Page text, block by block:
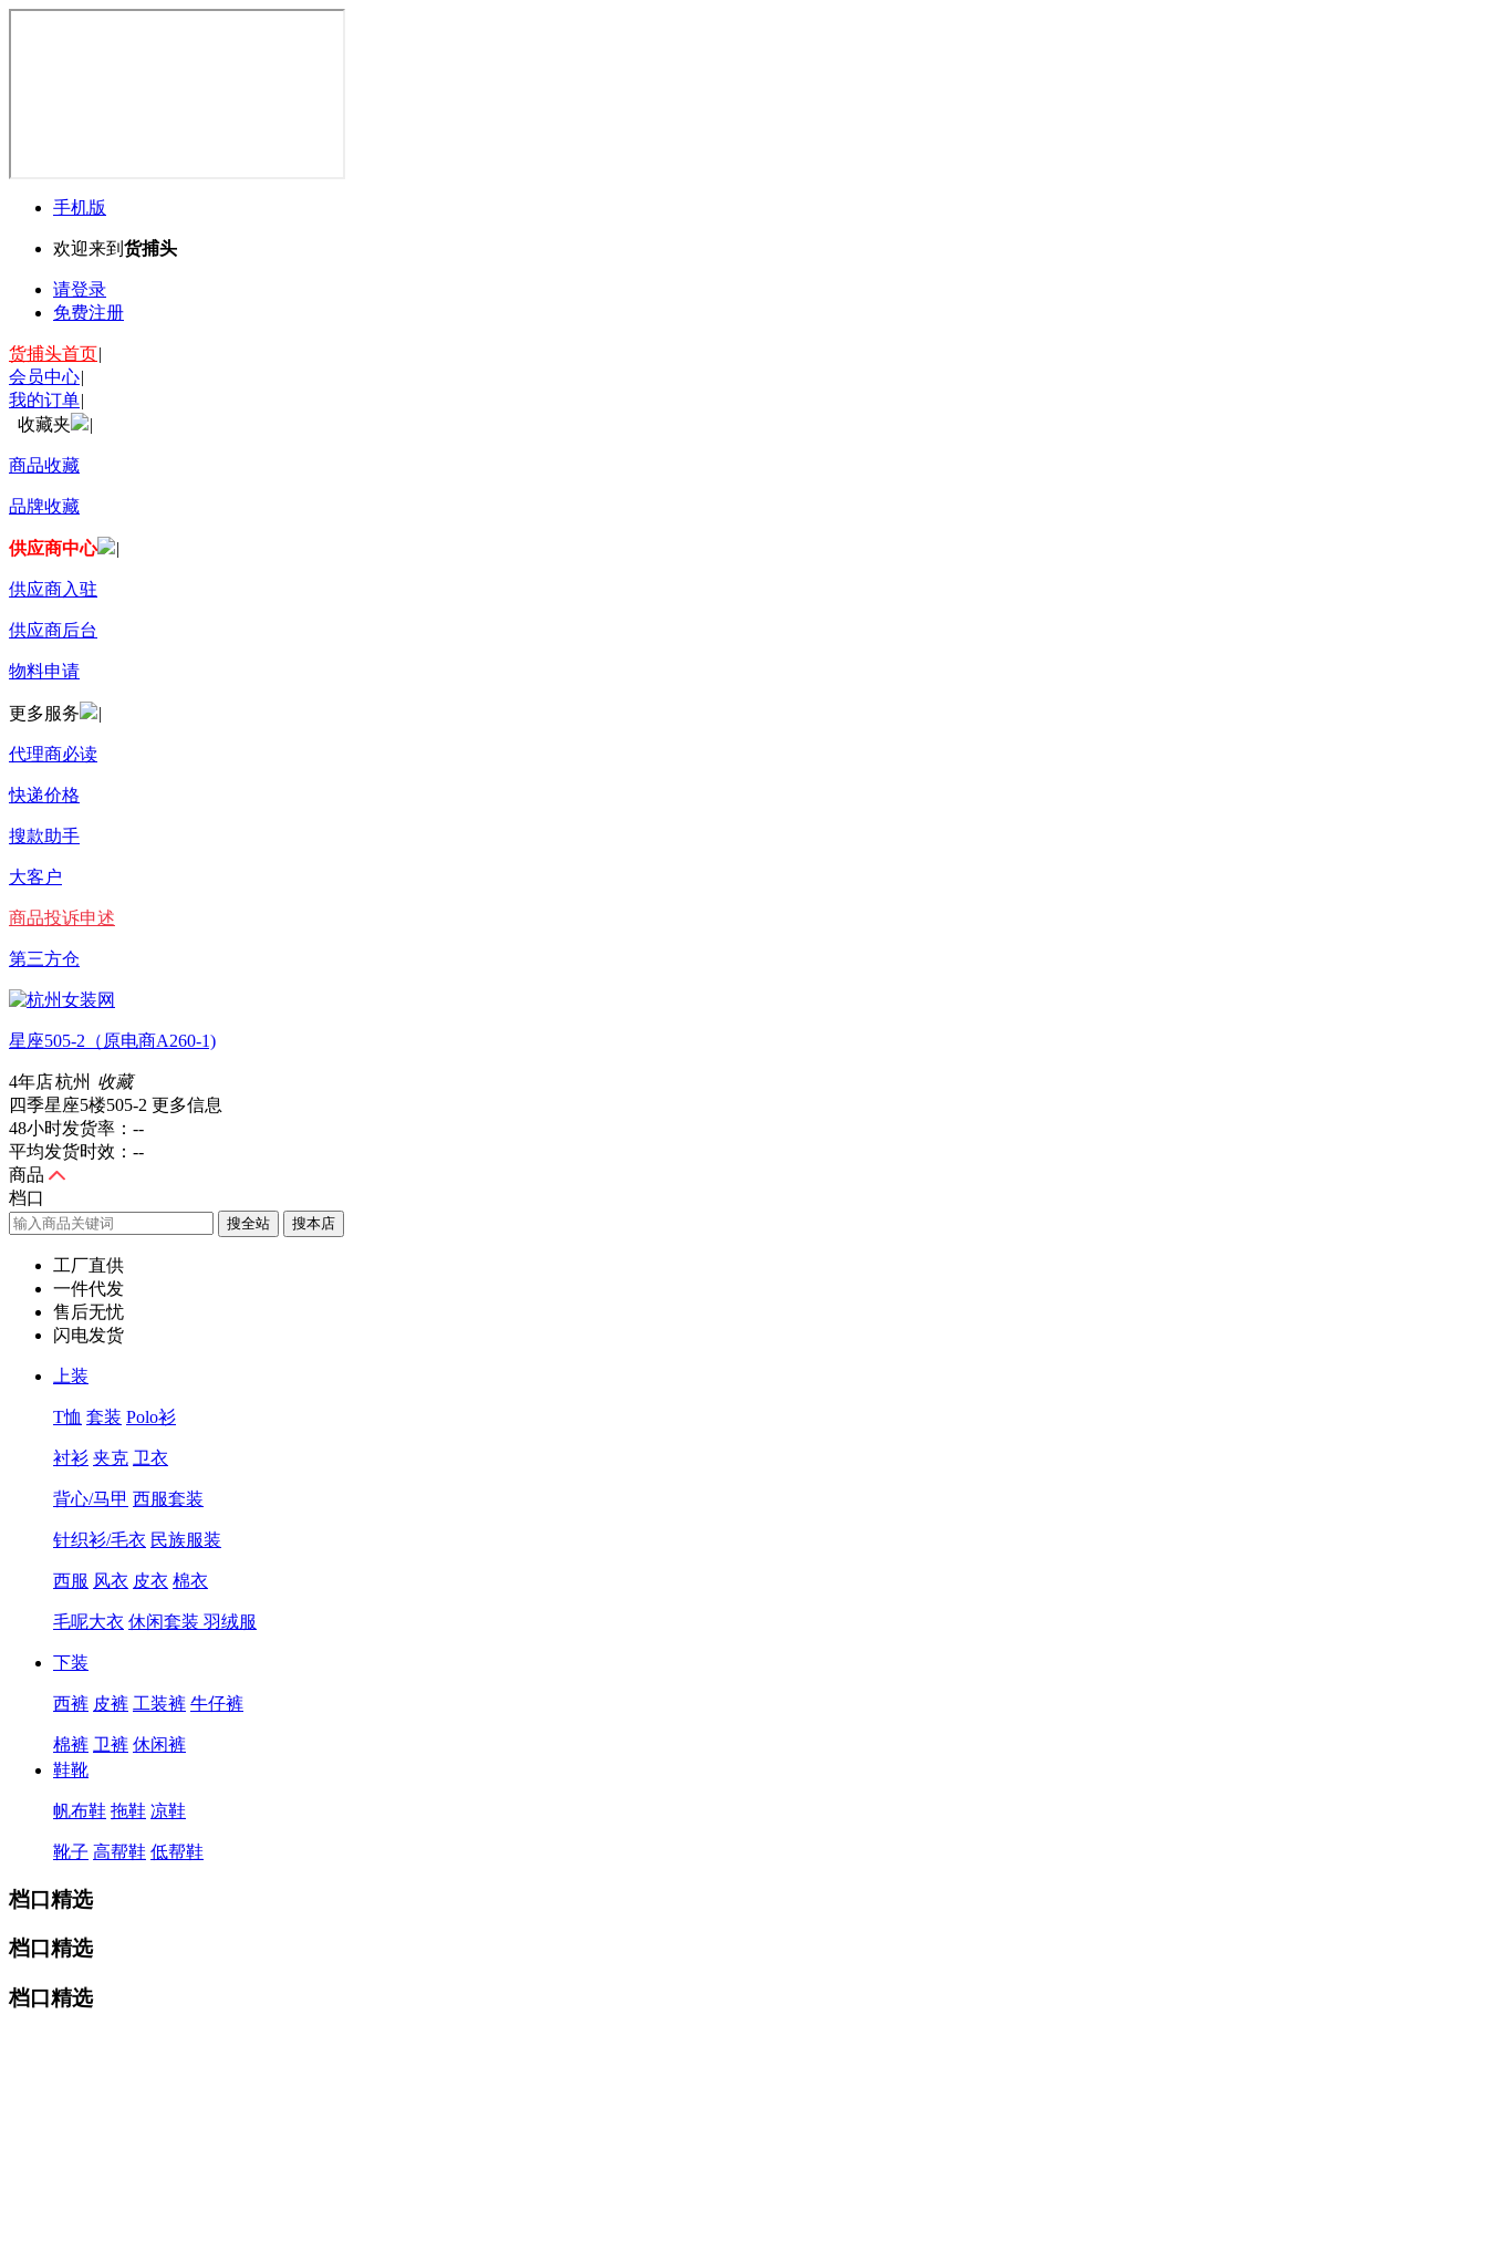
手机版
欢迎来到 货捕头
请登录
免费注册
货捕头首页|
会员中心|
我的订单|
收藏夹
|
商品收藏
品牌收藏
供应商中心 |
供应商入驻
供应商后台
物料申请
更多服务 |
代理商必读
快递价格
搜款助手
大客户
商品投诉申述
第三方仓
星座505-2（原电商A260-1)
4年店杭州 收藏
四季星座5楼505-2 更多信息
48小时发货率： --
平均发货时效： --
商品
档口
搜全站
工厂直供
一件代发
售后无忧
闪电发货
上装
T恤 套装 Polo衫
衬衫 夹克 卫衣
背心/马甲 西服套装
针织衫/毛衣 民族服装
西服 风衣 皮衣 棉衣
毛呢大衣 休闲套装 羽绒服
下装
西裤 皮裤 工装裤 牛仔裤
棉裤 卫裤 休闲裤
鞋靴
帆布鞋 拖鞋 凉鞋
靴子 高帮鞋 低帮鞋
档口精选
档口精选
档口精选